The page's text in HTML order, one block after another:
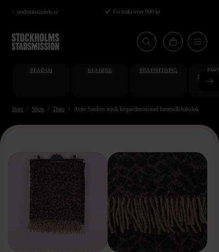
Hoppa
till
huvudinnehåll
< stadsmissionen.se Fri frakt över 990 kr
REA DAM REA HERR REA INREDNING
Start Shop Dam Acne Studios mjuk leopardmönstrad lammullshalsduk